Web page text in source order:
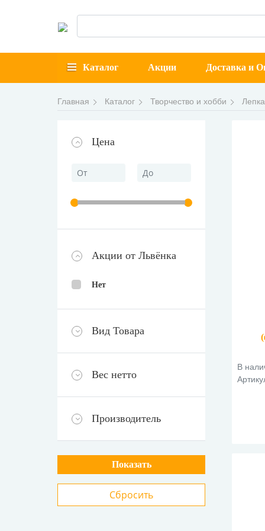
Каталог Акции Доставка и
Главная Каталог Творчество и хобби Лепка
Цена
Акции от Львёнка
Нет
Вид Товара
Вес нетто
Производитель
В